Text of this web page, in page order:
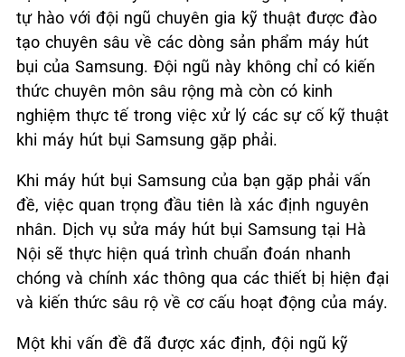
tự hào với đội ngũ chuyên gia kỹ thuật được đào
tạo chuyên sâu về các dòng sản phẩm máy hút
bụi của Samsung. Đội ngũ này không chỉ có kiến
thức chuyên môn sâu rộng mà còn có kinh
nghiệm thực tế trong việc xử lý các sự cố kỹ thuật
khi máy hút bụi Samsung gặp phải.
Khi máy hút bụi Samsung của bạn gặp phải vấn
đề, việc quan trọng đầu tiên là xác định nguyên
nhân. Dịch vụ sửa máy hút bụi Samsung tại Hà
Nội sẽ thực hiện quá trình chuẩn đoán nhanh
chóng và chính xác thông qua các thiết bị hiện đại
và kiến thức sâu rộ về cơ cấu hoạt động của máy.
Một khi vấn đề đã được xác định, đội ngũ kỹ